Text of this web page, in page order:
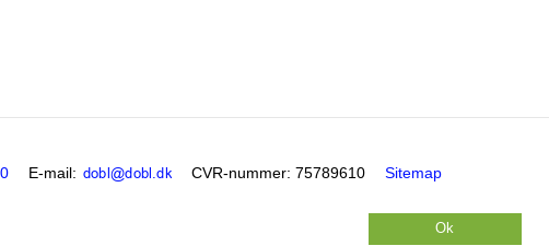
Ok
E-mail: CVR-nummer: 75789610 Sitemap